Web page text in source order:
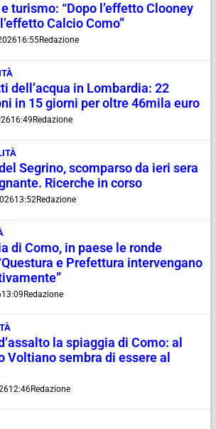
e turismo: “Dopo l’effetto Clooney
Calcio Como”
16:55Redazione
dell’acqua in Lombardia: 22
in 15 giorni per oltre 46mila euro
16:49 Redazione
Segrino, scomparso da ieri sera
Ricerche in corso
13:52Redazione
di Como, in paese le ronde
e Prefettura intervengano
13:09 Redazione
la spiaggia di Como: al
Voltiano sembra di essere al
12:46Redazione